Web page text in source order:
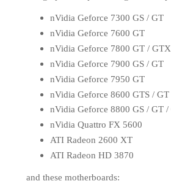
nVidia Geforce 7300 GS / GT
nVidia Geforce 7600 GT
nVidia Geforce 7800 GT / GTX
nVidia Geforce 7900 GS / GT
nVidia Geforce 7950 GT
nVidia Geforce 8600 GTS / GT
nVidia Geforce 8800 GS / GT
nVidia Quattro FX 5600
ATI Radeon 2600 XT
ATI Radeon HD 3870
and these motherboards: